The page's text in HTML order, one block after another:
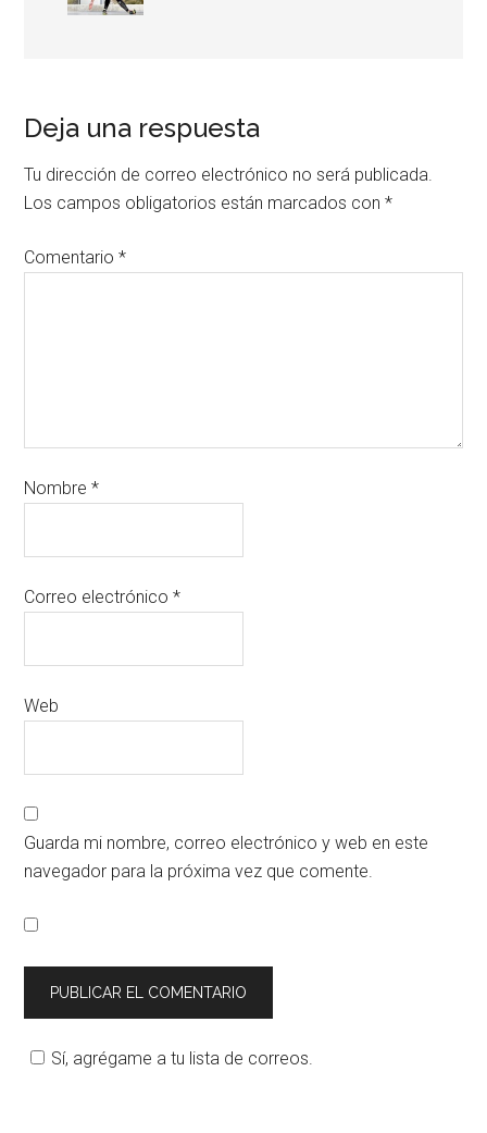
Deja una respuesta
Tu dirección de correo electrónico no será publicada.
Los campos obligatorios están marcados con*
Comentario*
Nombre*
Correo electrónico*
Web
Guarda mi nombre, correo electrónico y web en este
navegador para la próxima vez que comente.
Sí, agrégame a tu lista de correos.